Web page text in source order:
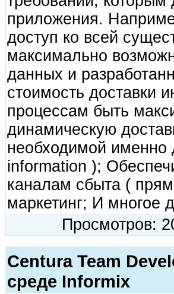
приложения.
доступ ко всей
максимально
данных и
стоимость доставки
процессам быть
динамическую
необходимой именно
information );
каналам сбыта (
маркетинг; И многое
Просмотров:
Centura Team
среде Informix